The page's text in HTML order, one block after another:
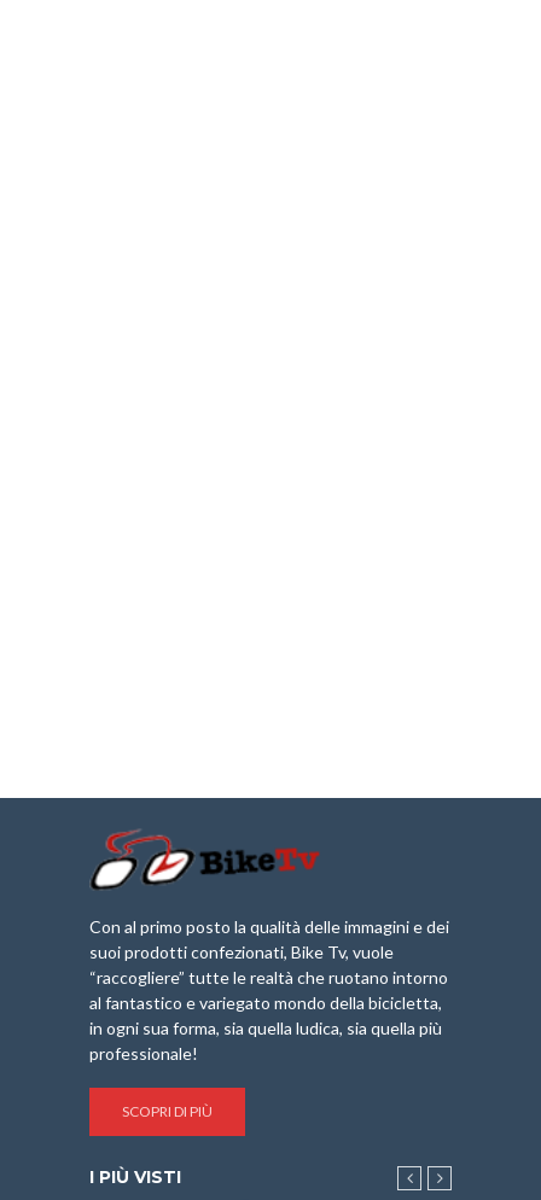
Con al primo posto la qualità delle immagini e dei
suoi prodotti confezionati, Bike Tv, vuole
“raccogliere” tutte le realtà che ruotano intorno
al fantastico e variegato mondo della bicicletta,
in ogni sua forma, sia quella ludica, sia quella più
professionale!
SCOPRI DI PIÙ
I PIÙ VISTI